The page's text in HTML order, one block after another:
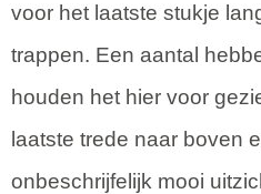
voor het laatste stukje
trappen. Een aantal
houden het hier voor
laatste trede naar boven
onbeschrijfelijk mooi